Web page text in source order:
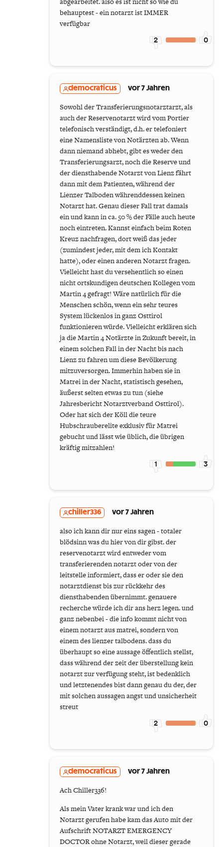
behauptest - ein notarzt ist IMMER
verfügbar
2 0
democraticus vor 7 Jahren
Sowohl der Transferierungsnotarztarzt, als
auch der Reservenotarzt wird vom Portier
telefonisch verständigt, d.h. er telefoniert
eine Namensliste von Notärzten ab. Wenn
dann niemand abhebt, gibt es weder den
Transferierungsarzt, noch die Reserve und
der diensthabende Notarzt von Lienz fährt
dann mit dem Patienten, während der
Lienzer Talboden währenddessen keinen
Notarzt hat. Genau dieser Fall trat damals
ein und kann in ca. 50 % der Fälle auch heute
noch eintreten. Kannst einfach beim Roten
Kreuz nachfragen, dort weiß das jeder
(zumindest jeder, mit dem ich Kontakt
hatte), oder einen anderen Notarzt fragen.
Vielleicht hast du versehentlich so einen
nicht ortskundigen deutschen Kollegen vom
Martin 4 gefragt! Wäre natürlich für die
Menschen schön, wenn ein sehr teures
System lückenlos in ganz Osttirol
funktionieren würde. Vielleicht erklären sich
ja die Martin 4 Notärzte in Zukunft bereit, in
einem solchen Fall in der Nacht bis nach
Lienz zu fahren um diese Bevölkerung
mitzuversorgen. Immerhin haben sie in
Matrei in der Nacht, statistisch gesehen,
äußerst selten etwas zu tun (siehe
Jahresbericht Notarztverband Osttirol).
Oder hat sich der Köll die teure
Hubschrauberelite exklusiv für Matrei
gebucht und lässt wie üblich, die übrigen
kräftig mitzahlen!
1 3
chiller336 vor 7 Jahren
also ich kann dir nur eins sagen - totaler
blödsinn was du hier von dir gibst. der
reservenotarzt wird entweder vom
transferierenden notarzt oder von der
leitstelle informiert, dass er oder sie den
notarztdienst bis zur rückkehr des
diensthabenden übernimmt. genauere
recherche würde ich dir ans herz legen. und
ganz nebenbei - die info kommt nicht von
einem notarzt aus matrei, sondern von
einem des lienzer talbodens. dass du
überhaupt so eine aussage öffentlich stellst,
dass während der zeit der überstellung kein
notarzt zur verfügung steht, ist bedenklich
und letztenendes bist dann genau du der, der
mit solchen aussagen angst und unsicherheit
streut
2 0
democraticus vor 7 Jahren
Ach Chiller336!
Als mein Vater krank war und ich den
Notarzt gerufen habe kam das Auto mit der
Aufschrift NOTARZT EMERGENCY
DOCTOR ohne Notarzt, weil dieser gerade